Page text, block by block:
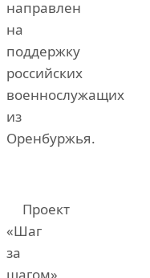
направлен
на
поддержку
российских
военнослужащих
из
Оренбуржья.
Проект
«Шаг
за